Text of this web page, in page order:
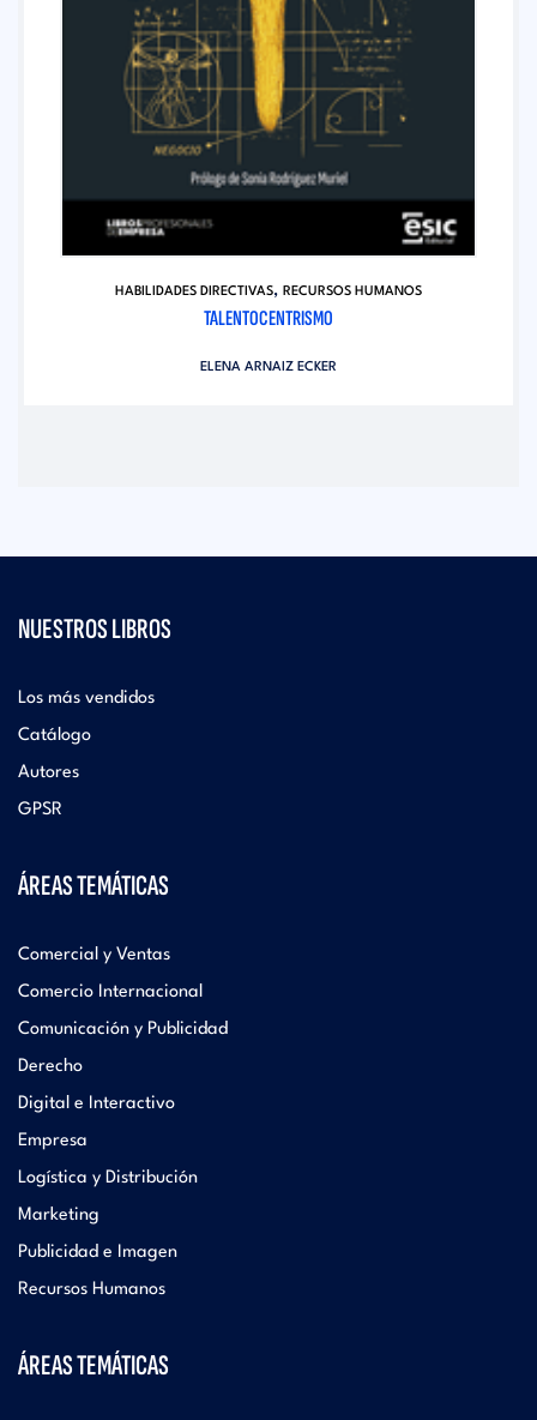
HABILIDADES DIRECTIVAS, RECURSOS HUMANOS
TALENTOCENTRISMO
ELENA ARNAIZ ECKER
NUESTROS LIBROS
Los más vendidos
Catálogo
Autores
GPSR
ÁREAS TEMÁTICAS
Comercial y Ventas
Comercio Internacional
Comunicación y Publicidad
Derecho
Digital e Interactivo
Empresa
Logística y Distribución
Marketing
Publicidad e Imagen
Recursos Humanos
ÁREAS TEMÁTICAS